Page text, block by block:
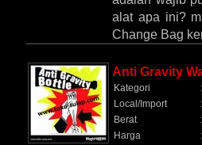
alat apa ini?
Change Bag
Anti Gravity
Kategori
:
Local/Import
:
Berat
:
Harga
: